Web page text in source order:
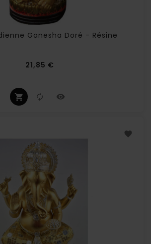
Ganesha Doré - Résine
21,85 €